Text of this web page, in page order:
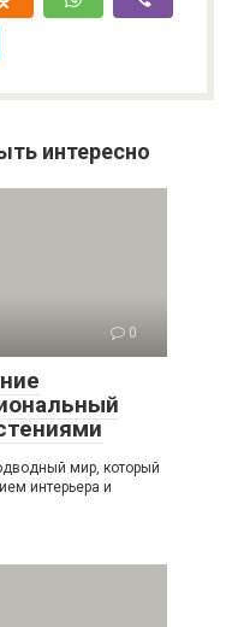
интересно
0
мир, который
интерьера и